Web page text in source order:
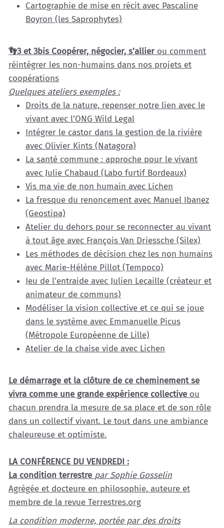
Cartographie de mise en récit avec Pascaline
Boyron (les Saprophytes)
👣3 et 3bis Coopérer, négocier, s’allier ou comment
réintégrer les non-humains dans nos projets et
coopérations
Quelques ateliers exemples :
Droits de la nature, repenser notre lien avec le
vivant avec l’ONG Wild Legal
Intégrer le castor dans la gestion de la rivière
avec Olivier Kints (Natagora)
La santé commune : approche pour le vivant
avec Julie Chabaud (Labo furtif Bordeaux)
Vis ma vie de non humain avec Lichen
La fresque du renoncement avec Manuel Ibanez
(Geostipa)
Atelier du dehors pour se reconnecter au vivant
à tout âge avec François Van Driessche (Silex)
Les méthodes de décision chez les non humains
avec Marie-Hélène Pillot (Tempoco)
Jeu de l’entraide avec Julien Lecaille (créateur et
animateur de communs)
Modéliser la vision collective et ce qui se joue
dans le système avec Emmanuelle Picus
(Métropole Européenne de Lille)
Atelier de la chaise vide avec Lichen
Le démarrage et la clôture de ce cheminement se
vivra comme une grande expérience collective ou
chacun prendra la mesure de sa place et de son rôle
dans un collectif vivant. Le tout dans une ambiance
chaleureuse et optimiste.
LA CONFÉRENCE DU VENDREDI :
La condition terrestre par Sophie Gosselin
Agrégée et docteure en philosophie, auteure et
membre de la revue Terrestres.org
La condition moderne, portée par des droits